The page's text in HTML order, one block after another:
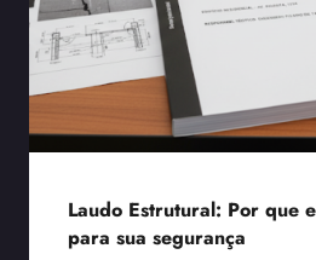
Laudo Estrutural: Por que
para sua segurança